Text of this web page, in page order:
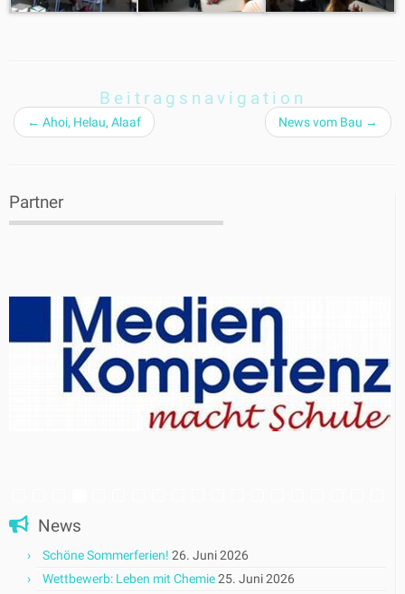
Beitragsnavigation
← Ahoi, Helau, Alaaf News vom Bau →
Partner
News
Schöne Sommerferien! 26. Juni 2026
Wettbewerb: Leben mit Chemie25. Juni 2026